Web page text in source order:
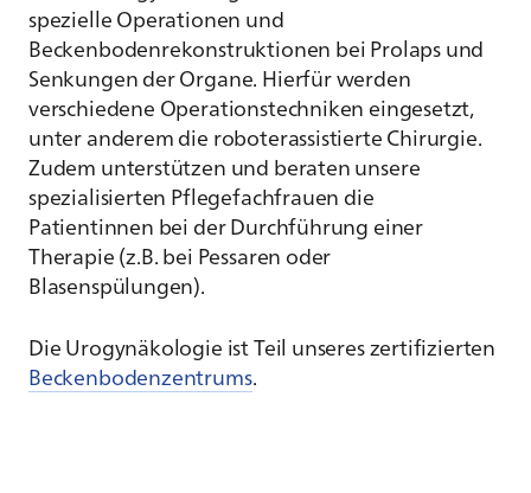
spezielle Operationen und
Beckenbodenrekonstruktionen bei Prolaps und
Senkungen der Organe. Hierfür werden
verschiedene Operationstechniken eingesetzt,
unter anderem die roboterassistierte Chirurgie.
Zudem unterstützen und beraten unsere
spezialisierten Pflegefachfrauen die
Patientinnen bei der Durchführung einer
Therapie (z.B. bei Pessaren oder
Blasenspülungen).
Die Urogynäkologie ist Teil unseres zertifizierten
Beckenbodenzentrums.